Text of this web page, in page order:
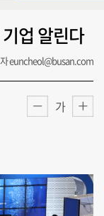
업 알린다
euncheol@busan.com
가